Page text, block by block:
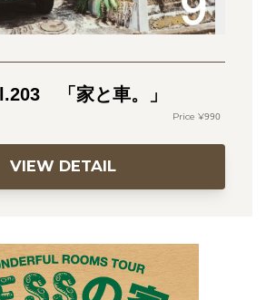
「家と車。」
990
VIEW DETAIL